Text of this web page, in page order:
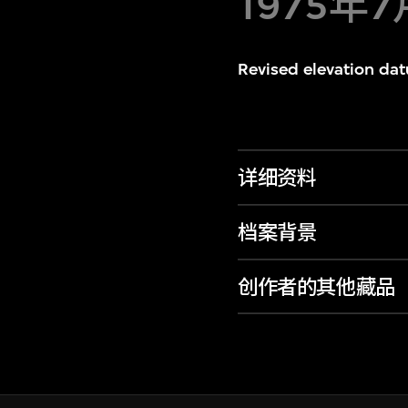
Revised elevation
详细资料
档案背景
创作者的其他藏品